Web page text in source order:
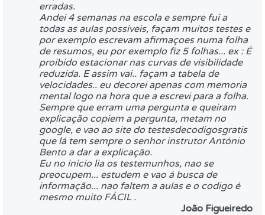
erradas.
Andei 4 semanas na escola e sempre fui a
todas as aulas possiveis, façam muitos testes e
por exemplo escrevam afirmaçoes numa folha
de resumos, eu por exemplo fiz 5 folhas... ex : É
proibido estacionar nas curvas de visibilidade
reduzida. E assim vai.. façam a tabela de
velocidades.. eu decorei apenas com memoria
mental logo na hora que a escrevi para a folha.
Sempre que erram uma pergunta e queiram
explicação copiem a pergunta, metam no
google, e vao ao site do testesdecodigosgratis
que lá tem sempre o senhor instrutor António
Bento a dar a explicação.
Eu no inicio lia os testemunhos, nao se
preocupem... estudem e vao á busca de
informação... nao faltem a aulas e o codigo é
mesmo muito FÁCIL .
João Figueiredo